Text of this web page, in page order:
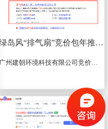
绿岛风“排气扇”竞价包年推广上线
广州建朝环境科技有限公司竞价包年推广主词：排气扇赠送词：排气扇厂家，排风扇厂家，管道排气扇，新风机厂家，排气扇价格，管道换气扇，吊顶排气扇，浴室排气扇...